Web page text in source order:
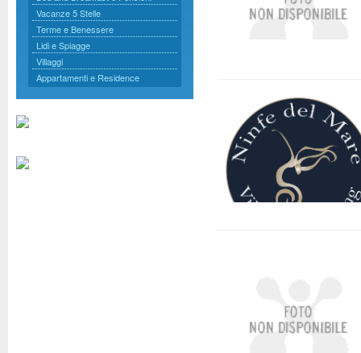
Vacanze 5 Stelle
Terme e Benessere
Lidi e Spiagge
Villaggi
Appartamenti e Residence